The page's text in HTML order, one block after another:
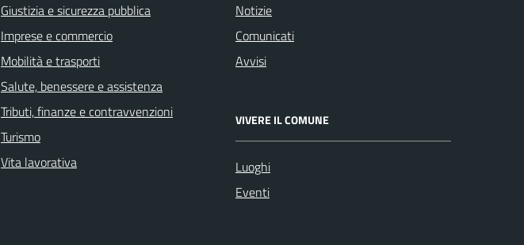
Giustizia e sicurezza pubblica
Imprese e commercio
Mobilità e trasporti
Salute, benessere e assistenza
Tributi, finanze e contravvenzioni
Turismo
Vita lavorativa
Notizie
Comunicati
Avvisi
VIVERE IL COMUNE
Luoghi
Eventi